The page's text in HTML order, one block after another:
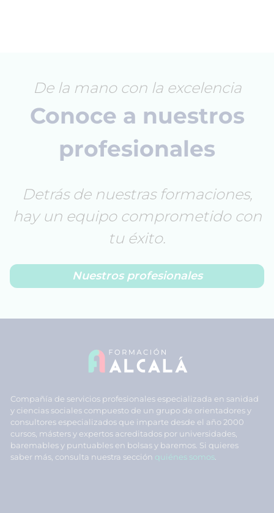
De la mano con la excelencia
Conoce a nuestros
profesionales
Detrás de nuestras formaciones,
hay un equipo comprometido con
tu éxito.
Nuestros profesionales
Compañía de servicios profesionales especializada en sanidad
y ciencias sociales compuesto de un grupo de orientadores y
consultores especializados que imparte desde el año 2000
cursos, másters y expertos acreditados por universidades,
baremables y puntuables en bolsas y baremos. Si quieres
saber más, consulta nuestra sección quiénes somos